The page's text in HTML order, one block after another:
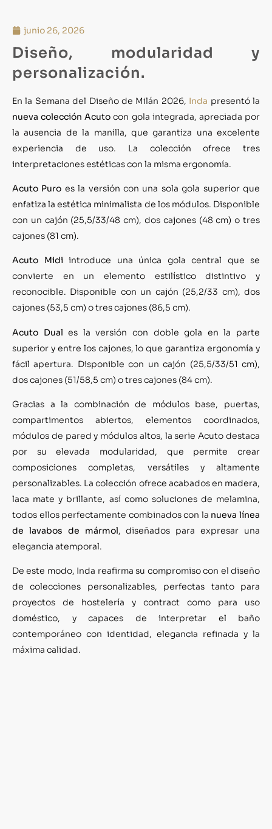
junio 26, 2026
Diseño, modularidad y
personalización.
En la Semana del Diseño de Milán 2026, Inda presentó la
nueva colección Acuto con gola integrada, apreciada por
la ausencia de la manilla, que garantiza una excelente
experiencia de uso. La colección ofrece tres
interpretaciones estéticas con la misma ergonomía.
Acuto Puro es la versión con una sola gola superior que
enfatiza la estética minimalista de los módulos. Disponible
con un cajón (25,5/33/48 cm), dos cajones (48 cm) o tres
cajones (81 cm).
Acuto Midi introduce una única gola central que se
convierte en un elemento estilístico distintivo y
reconocible. Disponible con un cajón (25,2/33 cm), dos
cajones (53,5 cm) o tres cajones (86,5 cm).
Acuto Dual es la versión con doble gola en la parte
superior y entre los cajones, lo que garantiza ergonomía y
fácil apertura. Disponible con un cajón (25,5/33/51 cm),
dos cajones (51/58,5 cm) o tres cajones (84 cm).
Gracias a la combinación de módulos base, puertas,
compartimentos abiertos, elementos coordinados,
módulos de pared y módulos altos, la serie Acuto destaca
por su elevada modularidad, que permite crear
composiciones completas, versátiles y altamente
personalizables. La colección ofrece acabados en madera,
laca mate y brillante, así como soluciones de melamina,
todos ellos perfectamente combinados con la nueva línea
de lavabos de mármol, diseñados para expresar una
elegancia atemporal.
De este modo, Inda reafirma su compromiso con el diseño
de colecciones personalizables, perfectas tanto para
proyectos de hostelería y contract como para uso
doméstico, y capaces de interpretar el baño
contemporáneo con identidad, elegancia refinada y la
máxima calidad.